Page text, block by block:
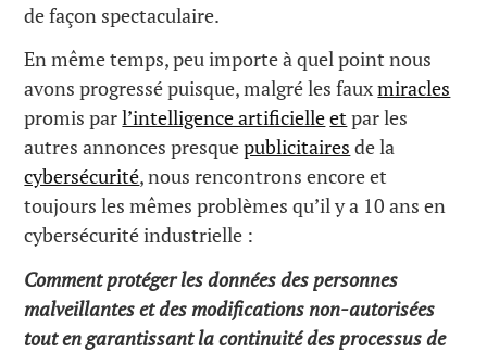
de façon spectaculaire.
En même temps, peu importe à quel point nous
avons progressé puisque, malgré les fauxmiracles
promis parl’intelligence artificielleetpar les
autres annonces presquepublicitaires de la
cybersécurité, nous rencontrons encore et
toujours les mêmes problèmes qu’il y a 10 ans en
cybersécurité industrielle :
Comment protéger les données des personnes
malveillantes et des modifications non-autorisées
tout en garantissant la continuité des processus de